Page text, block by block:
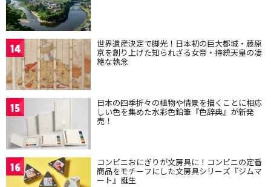
14 世界遺産決定で脚光！日本初の巨大都城・藤原
京を創り上げた知られざる女帝・持統天皇の凄
絶な執念
15 日本の四季折々の植物や情景を描くことに相応
しい色を集めた水彩色鉛筆『色辞典』が新発
売！
16 コンビニおにぎりが文房具に！コンビニの定番
商品をモチーフにした文房具シリーズ『ジムマ
ート』誕生